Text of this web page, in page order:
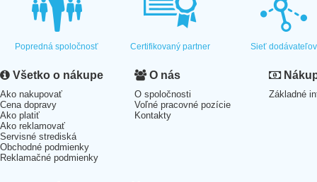
Popredná spoločnosť Certifikovaný partner Sieť dodávateľov
Všetko o nákupe
Ako nakupovať
Cena dopravy
Ako platiť
Ako reklamovať
Servisné strediská
Obchodné podmienky
Reklamačné podmienky
O nás
O spoločnosti
Voľné pracovné pozície
Kontakty
Základné